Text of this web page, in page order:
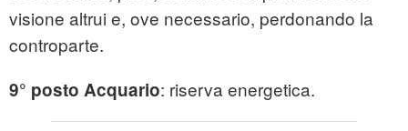
visione altrui e, ove necessario, perdonando la
controparte.
9° posto Acquario: riserva energetica.